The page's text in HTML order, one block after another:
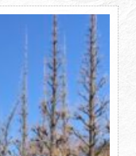
Blog
Company
Recruit